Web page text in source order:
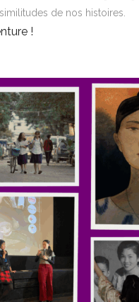
de nos histoires.
!